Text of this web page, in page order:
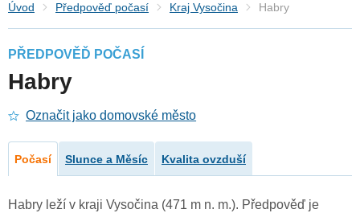
Úvod Předpověď počasí Kraj Vysočina Habry
PŘEDPOVĚĎ POČASÍ
Habry
Označit jako domovské město
Počasí Slunce a Měsíc Kvalita ovzduší
Habry leží v kraji Vysočina (471 m n. m.). Předpověď je